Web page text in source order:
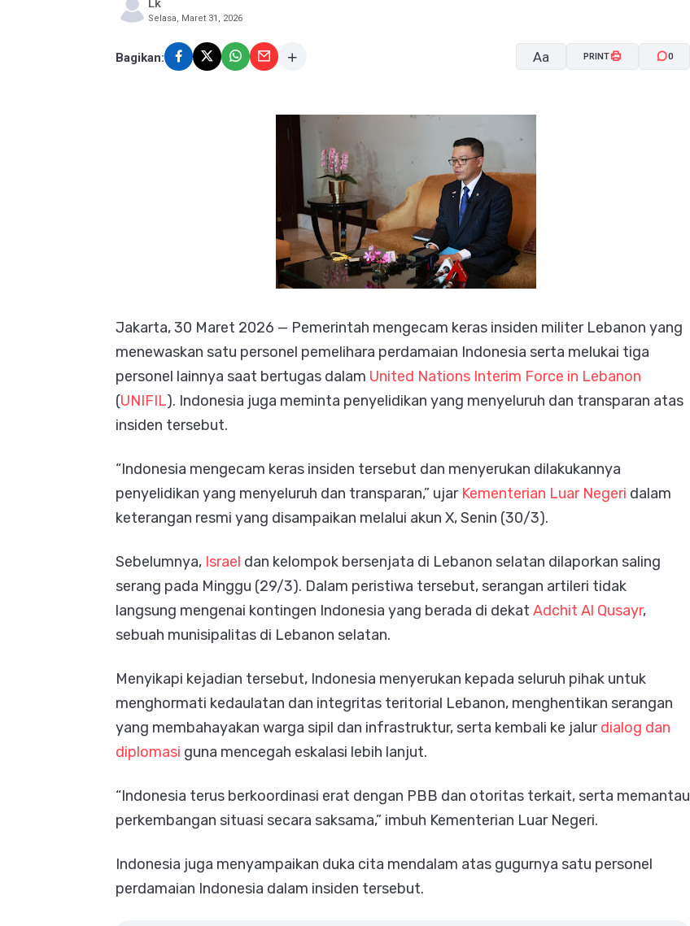
Lk
Selasa, Maret 31, 2026
Bagikan: Aa PRINT 0
Jakarta, 30 Maret 2026 — Pemerintah mengecam keras insiden militer Lebanon yang
menewaskan satu personel pemelihara perdamaian Indonesia serta melukai tiga
personel lainnya saat bertugas dalam United Nations Interim Force in Lebanon
(UNIFIL). Indonesia juga meminta penyelidikan yang menyeluruh dan transparan atas
insiden tersebut.
“Indonesia mengecam keras insiden tersebut dan menyerukan dilakukannya
penyelidikan yang menyeluruh dan transparan,” ujar Kementerian Luar Negeri dalam
keterangan resmi yang disampaikan melalui akun X, Senin (30/3).
Sebelumnya, Israel dan kelompok bersenjata di Lebanon selatan dilaporkan saling
serang pada Minggu (29/3). Dalam peristiwa tersebut, serangan artileri tidak
langsung mengenai kontingen Indonesia yang berada di dekat Adchit Al Qusayr,
sebuah munisipalitas di Lebanon selatan.
Menyikapi kejadian tersebut, Indonesia menyerukan kepada seluruh pihak untuk
menghormati kedaulatan dan integritas teritorial Lebanon, menghentikan serangan
yang membahayakan warga sipil dan infrastruktur, serta kembali ke jalurdialog dan
diplomasi guna mencegah eskalasi lebih lanjut.
“Indonesia terus berkoordinasi erat dengan PBB dan otoritas terkait, serta memantau
perkembangan situasi secara saksama,” imbuh Kementerian Luar Negeri.
Indonesia juga menyampaikan duka cita mendalam atas gugurnya satu personel
perdamaian Indonesia dalam insiden tersebut.